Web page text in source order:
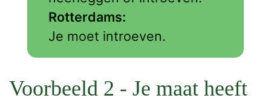
Rotterdams:
Je moet introeven.
Voorbeeld 2 - Je maat heeft